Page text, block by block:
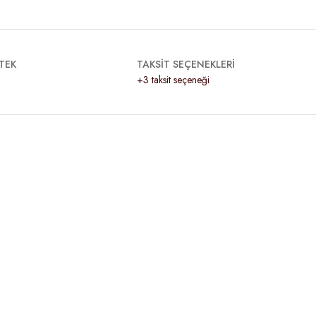
TAKSİT SEÇENEKLERİ
+3 taksit seçeneği